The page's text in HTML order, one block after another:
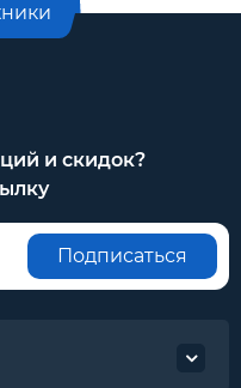
и скидок?
Подписаться